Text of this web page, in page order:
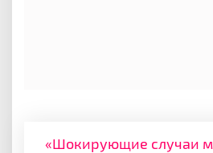
«Шокирующие случаи